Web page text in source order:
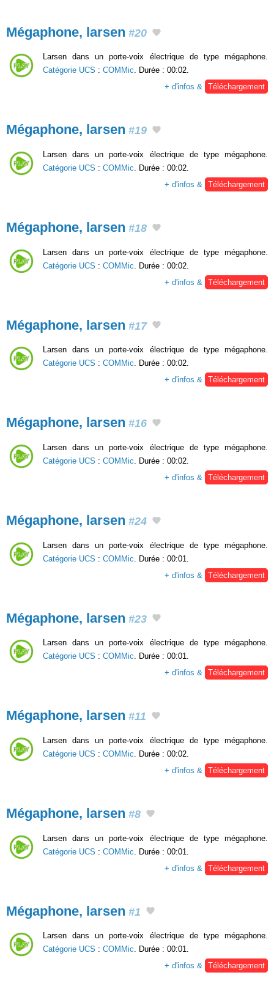
Mégaphone, larsen #20
Larsen dans un porte-voix électrique de type mégaphone.
Catégorie UCS : COMMic. Durée : 00:02.
+ d'infos & Téléchargement
Mégaphone, larsen #19
Larsen dans un porte-voix électrique de type mégaphone.
Catégorie UCS : COMMic. Durée : 00:02.
+ d'infos & Téléchargement
Mégaphone, larsen #18
Larsen dans un porte-voix électrique de type mégaphone.
Catégorie UCS : COMMic . Durée : 00:02.
+ d'infos &
Téléchargement
Mégaphone, larsen #17
Larsen dans un porte-voix électrique de type mégaphone.
Catégorie UCS : COMMic. Durée : 00:02.
+ d'infos & Téléchargement
Mégaphone, larsen #16
Larsen dans un porte-voix électrique de type mégaphone.
Catégorie UCS : COMMic . Durée : 00:02.
+ d'infos &
Téléchargement
Mégaphone, larsen #24
Larsen dans un porte-voix électrique de type mégaphone.
Catégorie UCS : COMMic . Durée : 00:01.
+ d'infos &
Téléchargement
Mégaphone, larsen #23
Larsen dans un porte-voix électrique de type mégaphone.
Catégorie UCS : COMMic. Durée : 00:01.
+ d'infos & Téléchargement
Mégaphone, larsen #11
Larsen dans un porte-voix électrique de type mégaphone.
Catégorie UCS : COMMic . Durée : 00:02.
+ d'infos &
Téléchargement
Mégaphone, larsen #8
Larsen dans un porte-voix électrique de type mégaphone.
Catégorie UCS : COMMic . Durée : 00:01.
+ d'infos &
Téléchargement
Mégaphone, larsen #1
Larsen dans un porte-voix électrique de type mégaphone.
Catégorie UCS : COMMic. Durée : 00:01.
+ d'infos & Téléchargement